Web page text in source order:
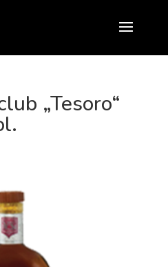
„Tesoro“